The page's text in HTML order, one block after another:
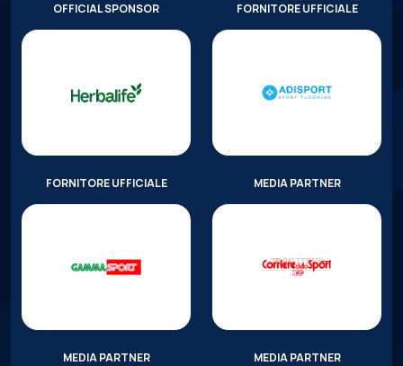
OFFICIAL SPONSOR FORNITORE UFFICIALE
FORNITORE UFFICIALE MEDIA PARTNER
MEDIA PARTNER MEDIA PARTNER